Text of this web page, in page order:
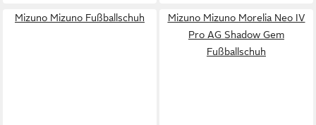
Mizuno Mizuno Fußballschuh
Mizuno Mizuno Morelia Neo IV
Pro AG Shadow Gem
Fußballschuh